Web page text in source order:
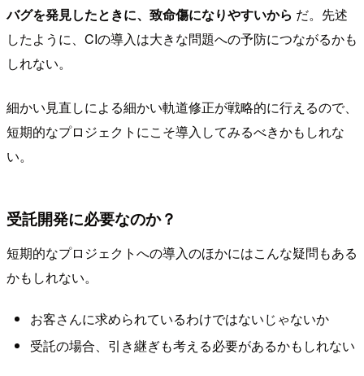
バグを発見したときに、致命傷になりやすいから だ。先述
したように、CIの導入は大きな問題への予防につながるかも
しれない。
細かい見直しによる細かい軌道修正が戦略的に行えるので、
短期的なプロジェクトにこそ導入してみるべきかもしれな
い。
受託開発に必要なのか？
短期的なプロジェクトへの導入のほかにはこんな疑問もある
かもしれない。
お客さんに求められているわけではないじゃないか
受託の場合、引き継ぎも考える必要があるかもしれない